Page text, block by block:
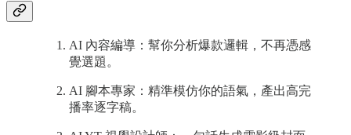
AI 內容編導：幫你分析爆款邏輯，不再憑感
覺選題。
AI 腳本專家：精準模仿你的語氣，產出高完
播率逐字稿。